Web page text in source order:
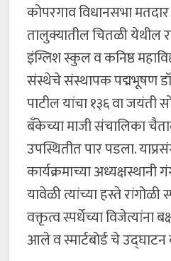
कोपरगाव विधानसभा
तालुक्यातील चितळी येथील
इंग्लिश स्कुल व कनिष्ठ
संस्थेचे संस्थापक पद्मभूषण
पाटील यांचा १३६ वा जयंती
बँकेच्या माजी संचालिका
उपस्थितीत पार पडला.
कार्यक्रमाच्या अध्यक्षस्थानी
यावेळी त्यांच्या हस्ते
वक्तृत्व स्पर्धेच्या विजेत्यांना
आले व स्मार्टबोर्ड चे